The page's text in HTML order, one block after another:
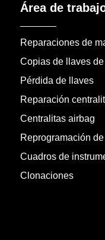
Área de
Reparaciones de
Copias de llaves
Pérdida de llaves
Reparación
Centralitas airbag
Reprogramación
Cuadros de
Clonaciones